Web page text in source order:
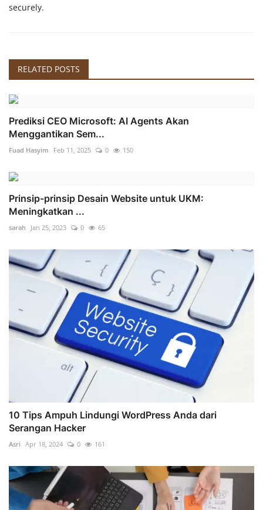
securely.
RELATED POSTS
Prediksi CEO Microsoft: AI Agents Akan
Menggantikan Sem...
Fuad Hasyim Feb 11, 2025 0 150
Prinsip-prinsip Desain Website untuk UKM:
Meningkatkan ...
sarah Jan 25, 2023 0 65
10 Tips Ampuh Lindungi WordPress Anda dari
Serangan Hacker
Asri Apr 18, 2024 0 161